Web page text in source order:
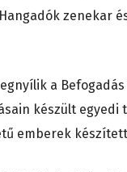
zenekar
a Befogadás
készült
emberek